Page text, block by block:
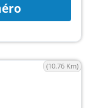
(10.76 Km)